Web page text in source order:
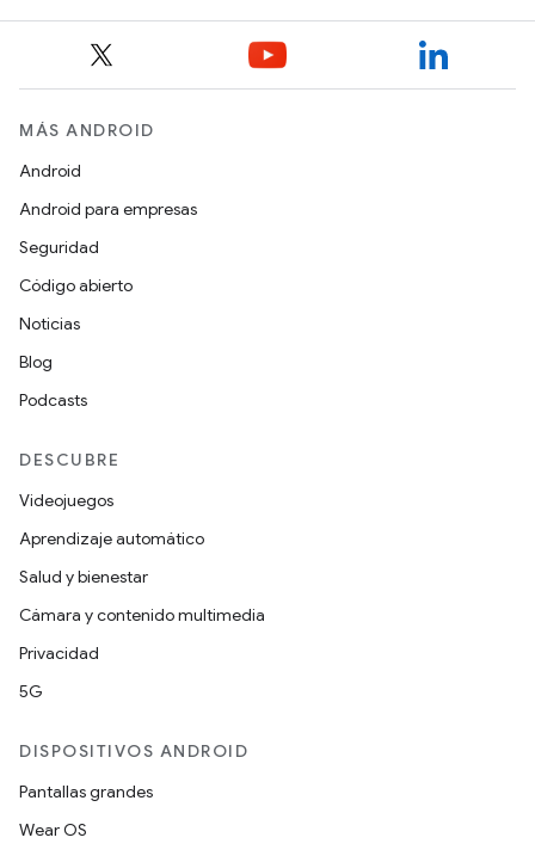
MÁS ANDROID
Android
Android para empresas
Seguridad
Código abierto
Noticias
Blog
Podcasts
DESCUBRE
Videojuegos
Aprendizaje automático
Salud y bienestar
Cámara y contenido multimedia
Privacidad
5G
DISPOSITIVOS ANDROID
Pantallas grandes
Wear OS